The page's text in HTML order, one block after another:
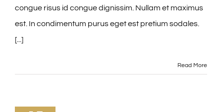
congue risus id congue dignissim. Nullam et maximus
est. In condimentum purus eget est pretium sodales.
[...]
Read More